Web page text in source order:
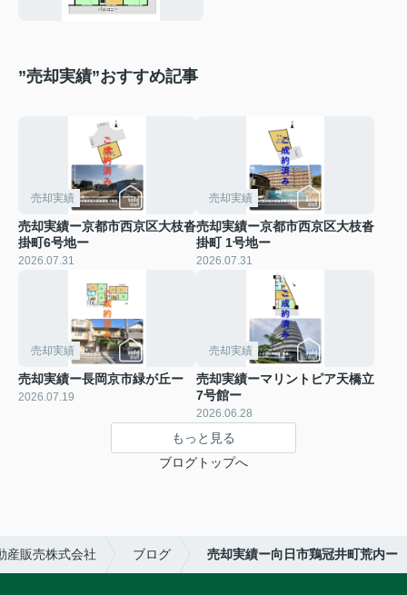
”売却実績”おすすめ記事
売却実績
売却実績ー京都市西京区大枝沓
掛町6号地ー
2026.07.31
売却実績
売却実績ー京都市西京区大枝沓
掛町 1号地ー
2026.07.31
売却実績
売却実績ー長岡京市緑が丘ー
2026.07.19
売却実績
売却実績ーマリントピア天橋立
7号館ー
2026.06.28
もっと見る
ブログトップへ
産販売株式会社 ブログ 売却実績ー向日市鶏冠井町荒内ー